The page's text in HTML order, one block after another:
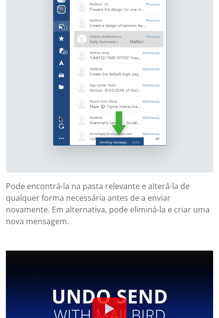
Pode encontrá-la na pasta relevante e alterá-la de
qualquer forma necessária antes de a enviar
novamente. Em alternativa, pode eliminá-la e criar uma
nova mensagem.